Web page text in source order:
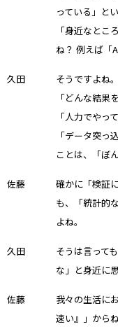
っている」と
「身近なとこ
ね？ 例えば「
久田
そうですよね
「どんな結果
「人力でやっ
「データ突っ
ことは、「ぼ
佐藤
確かに「検証
も、「統計的
よね。
久田
そうは言って
な」と身近に
佐藤
我々の生活に
速い』」から